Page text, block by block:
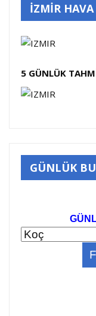
İZMİR
5 GÜNLÜK
GÜNLÜK